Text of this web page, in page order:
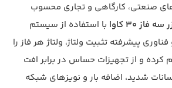
صنعتی، کارگاهی و تجاری محسوب
فاز 30 کاوا
با استفاده از سیستم
پیشرفته تثبیت ولتاژ، ولتاژ هر فاز را
و از تجهیزات حساس در برابر افت
شدید، اضافه بار و نویزهای شبکه